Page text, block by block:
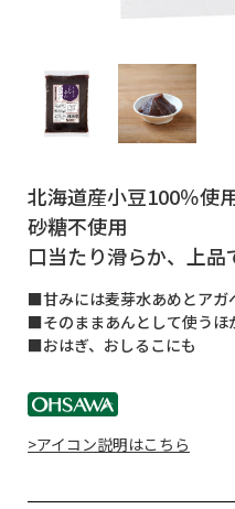
北海道産小豆100％使
砂糖不使用
口当たり滑らか、上品
■甘みには麦芽水あめとアガ
■そのままあんとして使うほ
■おはぎ、おしるこにも
>アイコン説明はこちら